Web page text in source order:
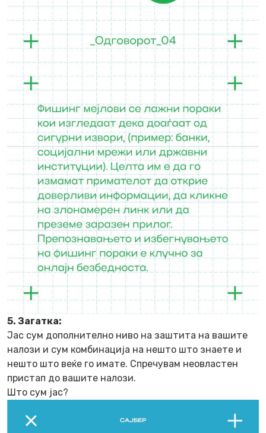
5. Загатка:
Јас сум дополнително ниво на заштита на вашите
налози и сум комбинација на нешто што знаете и
нешто што веќе го имате. Спречувам неовластен
пристап до вашите налози.
Што сум јас?